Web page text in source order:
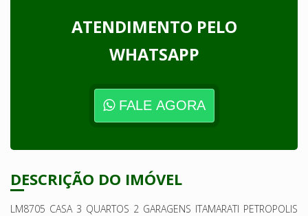
ATENDIMENTO PELO
WHATSAPP
FALE AGORA
DESCRIÇÃO DO IMÓVEL
LM8705 CASA 3 QUARTOS 2 GARAGENS ITAMARATI PETROPOLIS